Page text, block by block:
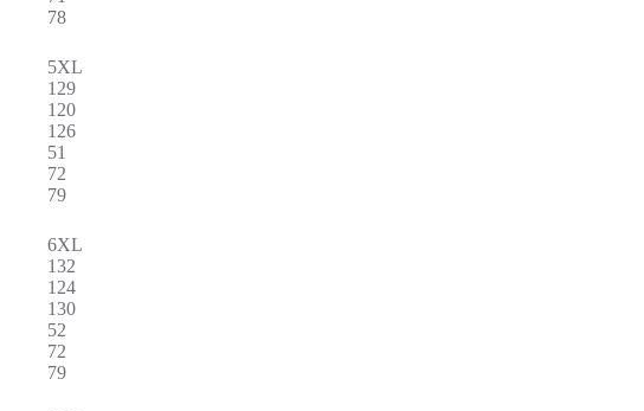
78
5XL
129
120
126
51
72
79
6XL
132
124
130
52
72
79